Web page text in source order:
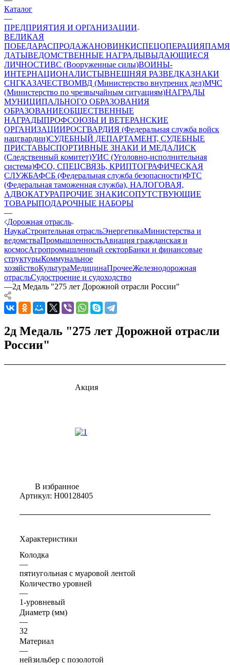
Каталог
—
ПРЕДПРИЯТИЯ И ОРГАНИЗАЦИИ
ВЕЛИКАЯ
ПОБЕДАРАСПРОДАЖАНОВИНКИСПЕЦОПЕРАЦИЯ
ДАТЫВЕДОМСТВЕННЫЕ НАГРАДЫВЫДАЮЩИЕСЯ
ЛИЧНОСТИВС (Вооруженные силы)ВОИНЫ-
ИНТЕРНАЦИОНАЛИСТЫВНЕШНЯЯ РАЗВЕДКАЗНАКИ
СНГКАЗАЧЕСТВОМВД (Министерство внутрених дел)МЧС
(Министерство по чрезвычайным ситуациям)НАГРАДЫ
МУНИЦИПАЛЬНОГО ОБРАЗОВАНИЯ
ОБРАЗОВАНИЕОБЩЕСТВЕННЫЕ
НАГРАДЫПРОФСОЮЗЫ И ВЕТЕРАНСКИЕ
ОРГАНИЗАЦИИРОСГВАРДИЯ (Федеральная служба войск
нацгвардии)СУДЕБНЫЙ ДЕПАРТАМЕНТ, СУДЕБНЫЕ
ПРИСТАВЫСПОРТИВНЫЕ ЗНАКИ И МЕДАЛИСК
(Следственный комитет)УИС (Уголовно-исполнительная
система)ФСО, СПЕЦСВЯЗЬ, КРИПТОГРАФИЧЕСКАЯ
СЛУЖБАФСБ (Федеральная служба безопасности)ФТС
(Федеральная таможенная служба), НАЛОГОВАЯ,
АДВОКАТУРАПРОЧИЕ ЗНАКИСОПУТСТВУЮЩИЕ
ТОВАРЫПОДАРОЧНЫЕ НАБОРЫ
—
Дорожная отрасль
НаукаСтроительная отрасльЭнергетикаМинистерства и
ведомстваПромышленностьАвиация гражданская и
космосАгропромышленный секторБанки и финансовые
структурыКоммунальное
хозяйствоКультураМедицинаПрочееЖелезнодорожная
отрасльСудостроение и судоходство
—2д Медаль "275 лет Дорожной отрасли России"
2д Медаль "275 лет Дорожной отрасли
России"
Акция
В избранное
Артикул: Н00128405
Характеристики
Колодка
—
пятиугольная с муаровой лентой
Количество уровней
—
1-уровневый
Диаметр (мм)
—
32
Материал
—
нейзильбер с позолотой